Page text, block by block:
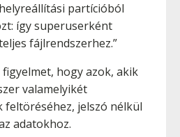
partícióból
így superuserként
fájlrendszerhez.”
hogy azok, akik
valamelyikét
feltöréséhez, jelszó nélkül
adatokhoz.